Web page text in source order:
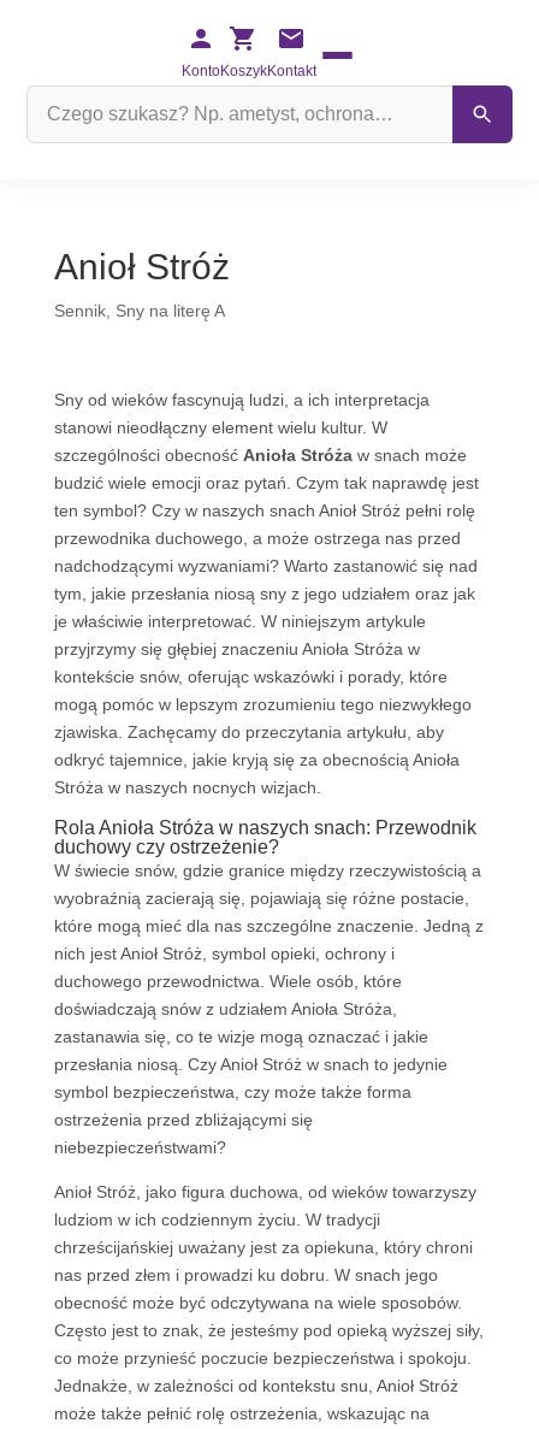
KontoKoszykKontakt
Anioł Stróż
Sennik, Sny na literę A
Sny od wieków fascynują ludzi, a ich interpretacja
stanowi nieodłączny element wielu kultur. W
szczególności obecność Anioła Stróżaw snach może
budzić wiele emocji oraz pytań. Czym tak naprawdę jest
ten symbol? Czy w naszych snach Anioł Stróż pełni rolę
przewodnika duchowego, a może ostrzega nas przed
nadchodzącymi wyzwaniami? Warto zastanowić się nad
tym, jakie przesłania niosą sny z jego udziałem oraz jak
je właściwie interpretować. W niniejszym artykule
przyjrzymy się głębiej znaczeniu Anioła Stróża w
kontekście snów, oferując wskazówki i porady, które
mogą pomóc w lepszym zrozumieniu tego niezwykłego
zjawiska. Zachęcamy do przeczytania artykułu, aby
odkryć tajemnice, jakie kryją się za obecnością Anioła
Stróża w naszych nocnych wizjach.
Rola Anioła Stróża w naszych snach: Przewodnik
duchowy czy ostrzeżenie?
W świecie snów, gdzie granice między rzeczywistością a
wyobraźnią zacierają się, pojawiają się różne postacie,
które mogą mieć dla nas szczególne znaczenie. Jedną z
nich jest Anioł Stróż, symbol opieki, ochrony i
duchowego przewodnictwa. Wiele osób, które
doświadczają snów z udziałem Anioła Stróża,
zastanawia się, co te wizje mogą oznaczać i jakie
przesłania niosą. Czy Anioł Stróż w snach to jedynie
symbol bezpieczeństwa, czy może także forma
ostrzeżenia przed zbliżającymi się
niebezpieczeństwami?
Anioł Stróż, jako figura duchowa, od wieków towarzyszy
ludziom w ich codziennym życiu. W tradycji
chrześcijańskiej uważany jest za opiekuna, który chroni
nas przed złem i prowadzi ku dobru. W snach jego
obecność może być odczytywana na wiele sposobów.
Często jest to znak, że jesteśmy pod opieką wyższej siły,
co może przynieść poczucie bezpieczeństwa i spokoju.
Jednakże, w zależności od kontekstu snu, Anioł Stróż
może także pełnić rolę ostrzeżenia, wskazując na